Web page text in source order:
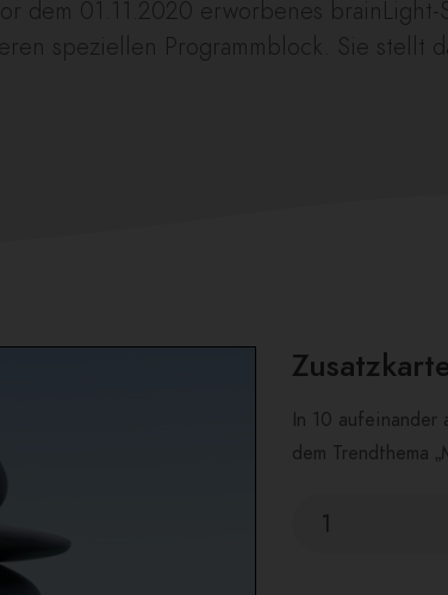
dem 01.11.2020 erworbenes brainLight-
speziellen Programmblock. Sie stellt
In 10 aufeinander
dem Trendthema